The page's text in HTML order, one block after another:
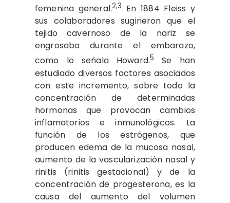
femenina general.2,3 En 1884 Fleiss y
sus colaboradores sugirieron que el
tejido cavernoso de la nariz se
engrosaba durante el embarazo,
como lo señala Howard.5
Se han
estudiado diversos factores asociados
con este incremento, sobre todo la
concentración de determinadas
hormonas que provocan cambios
inflamatorios e inmunológicos. La
función de los estrógenos, que
producen edema de la mucosa nasal,
aumento de la vascularización nasal y
rinitis (rinitis gestacional) y de la
concentración de progesterona, es la
causa del aumento del volumen